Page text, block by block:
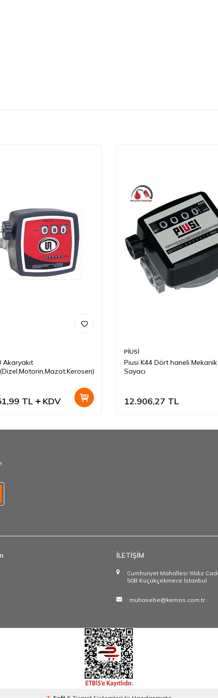
Akaryakıt
TL KDV
PİUSİ
Piusi K44 Dört haneli
Sayacı
12.906,27 TL
İLETİŞİM
Cumhuriyet Mahallesi Yıldız
50B Küçükçekmece İstanbul
muhasebe@kemos.com.tr